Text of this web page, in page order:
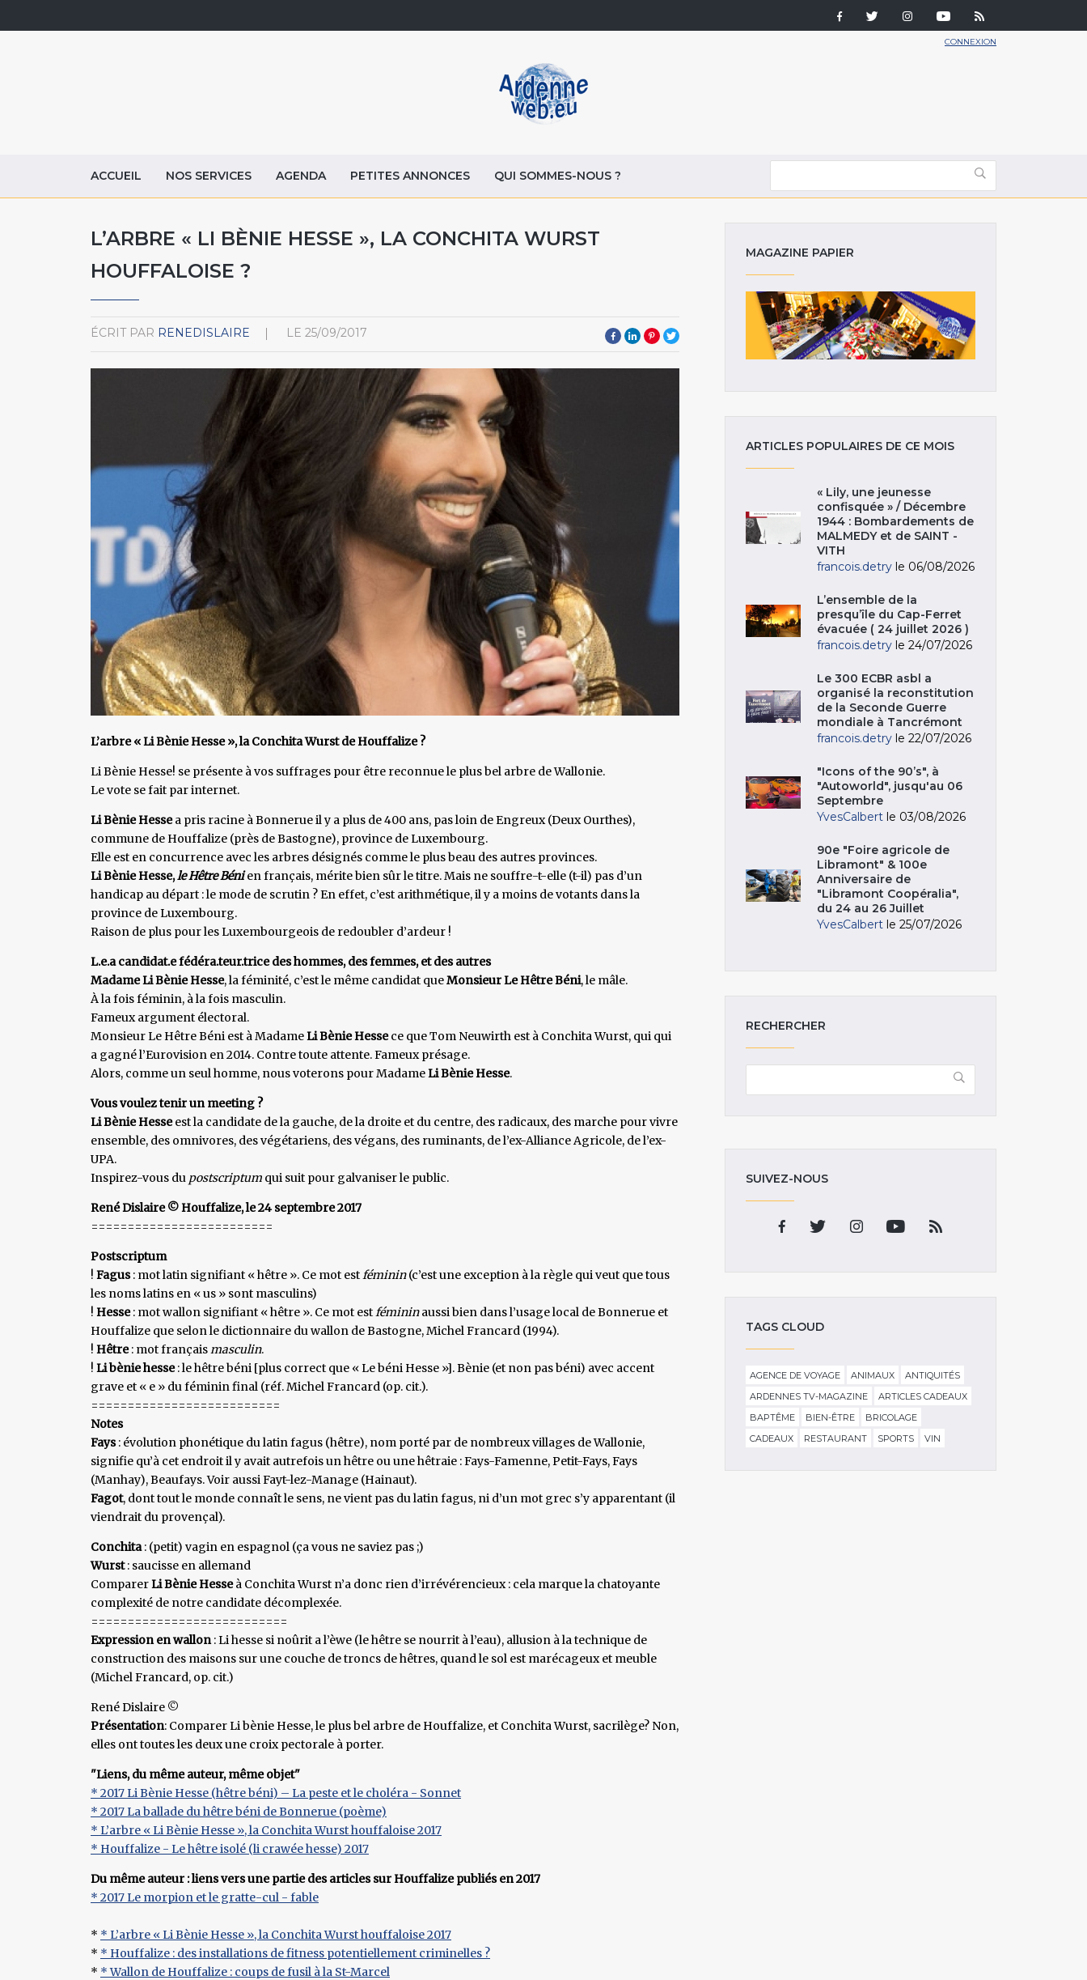
CONNEXION
ACCUEIL NOS SERVICES AGENDA PETITES ANNONCES QUI SOMMES-NOUS ?
L’ARBRE « LI BÈNIE HESSE », LA CONCHITA WURST
HOUFFALOISE ?
ÉCRIT PAR RENEDISLAIRE LE 25/09/2017
L’arbre « Li Bènie Hesse », la Conchita Wurst de Houffalize ?
Li Bènie Hesse! se présente à vos suffrages pour être reconnue le plus bel arbre de Wallonie.
Le vote se fait par internet.
Li Bènie Hessea pris racine à Bonnerue il y a plus de 400 ans, pas loin de Engreux (Deux Ourthes),
commune de Houffalize (près de Bastogne), province de Luxembourg.
Elle est en concurrence avec les arbres désignés comme le plus beau des autres provinces.
Li Bènie Hesse,le Hêtre Bénien français, mérite bien sûr le titre. Mais ne souffre-t-elle (t-il) pas d’un
handicap au départ : le mode de scrutin ? En effet, c’est arithmétique, il y a moins de votants dans la
province de Luxembourg.
Raison de plus pour les Luxembourgeois de redoubler d’ardeur !
L.e.a candidat.e fédéra.teur.trice des hommes, des femmes, et des autres
Madame Li Bènie Hesse, la féminité, c’est le même candidat queMonsieur Le Hêtre Béni, le mâle.
À la fois féminin, à la fois masculin.
Fameux argument électoral.
Monsieur Le Hêtre Béni est à MadameLi Bènie Hessece que Tom Neuwirth est à Conchita Wurst, qui qui
a gagné l’Eurovision en 2014. Contre toute attente. Fameux présage.
Alors, comme un seul homme, nous voterons pour MadameLi Bènie Hesse.
Vous voulez tenir un meeting ?
Li Bènie Hesseest la candidate de la gauche, de la droite et du centre, des radicaux, des marche pour vivre
ensemble, des omnivores, des végétariens, des végans, des ruminants, de l’ex-Alliance Agricole, de l’ex-
UPA.
Inspirez-vous du postscriptum qui suit pour galvaniser le public.
René Dislaire © Houffalize, le 24 septembre 2017
=========================
Postscriptum
! Fagus: mot latin signifiant « hêtre ». Ce mot estféminin(c’est une exception à la règle qui veut que tous
les noms latins en « us » sont masculins)
! Hesse: mot wallon signifiant « hêtre ». Ce mot estfémininaussi bien dans l’usage local de Bonnerue et
Houffalize que selon le dictionnaire du wallon de Bastogne, Michel Francard (1994).
! Hêtre: mot françaismasculin.
! Li bènie hesse: le hêtre béni [plus correct que « Le béni Hesse »]. Bènie (et non pas béni) avec accent
grave et « e » du féminin final (réf. Michel Francard (op. cit.).
==========================
Notes
Fays: évolution phonétique du latin fagus (hêtre), nom porté par de nombreux villages de Wallonie,
signifie qu’à cet endroit il y avait autrefois un hêtre ou une hêtraie : Fays-Famenne, Petit-Fays, Fays
(Manhay), Beaufays. Voir aussi Fayt-lez-Manage (Hainaut).
Fagot, dont tout le monde connaît le sens, ne vient pas du latin fagus, ni d’un mot grec s’y apparentant (il
viendrait du provençal).
Conchita: (petit) vagin en espagnol (ça vous ne saviez pas ;)
Wurst: saucisse en allemand
ComparerLi Bènie Hesseà Conchita Wurst n’a donc rien d’irrévérencieux : cela marque la chatoyante
complexité de notre candidate décomplexée.
===========================
Expression en wallon: Li hesse si noûrit a l’èwe (le hêtre se nourrit à l’eau), allusion à la technique de
construction des maisons sur une couche de troncs de hêtres, quand le sol est marécageux et meuble
(Michel Francard, op. cit.)
René Dislaire ©
Présentation: Comparer Li bènie Hesse, le plus bel arbre de Houffalize, et Conchita Wurst, sacrilège? Non,
elles ont toutes les deux une croix pectorale à porter.
"Liens, du même auteur, même objet"
* 2017 Li Bènie Hesse (hêtre béni) – La peste et le choléra - Sonnet
* 2017 La ballade du hêtre béni de Bonnerue (poème)
* L’arbre « Li Bènie Hesse », la Conchita Wurst houffaloise 2017
* Houffalize - Le hêtre isolé (li crawée hesse) 2017
Du même auteur : liens vers une partie des articles sur Houffalize publiés en 2017
* 2017 Le morpion et le gratte-cul - fable
* * L’arbre « Li Bènie Hesse », la Conchita Wurst houffaloise 2017
* * Houffalize : des installations de fitness potentiellement criminelles ?
* * Wallon de Houffalize : coups de fusil à la St-Marcel
MAGAZINE PAPIER
ARTICLES POPULAIRES DE CE MOIS
« Lily, une jeunesse
confisquée » / Décembre
1944 : Bombardements de
MALMEDY et de SAINT -
VITH
francois.detry le 06/08/2026
L’ensemble de la
presqu’île du Cap-Ferret
évacuée ( 24 juillet 2026 )
francois.detry le 24/07/2026
Le 300 ECBR asbl a
organisé la reconstitution
de la Seconde Guerre
mondiale à Tancrémont
francois.detry le 22/07/2026
"Icons of the 90’s", à
"Autoworld", jusqu'au 06
Septembre
YvesCalbert le 03/08/2026
90e "Foire agricole de
Libramont" & 100e
Anniversaire de
"Libramont Coopéralia",
du 24 au 26 Juillet
YvesCalbert le 25/07/2026
RECHERCHER
SUIVEZ-NOUS
TAGS CLOUD
AGENCE DE VOYAGE ANIMAUX
ANTIQUITÉS
ARDENNES TV-MAGAZINE
ARTICLES CADEAUX
BAPTÊME
BIEN-ÊTRE
BRICOLAGE
CADEAUX
RESTAURANT SPORTS VIN